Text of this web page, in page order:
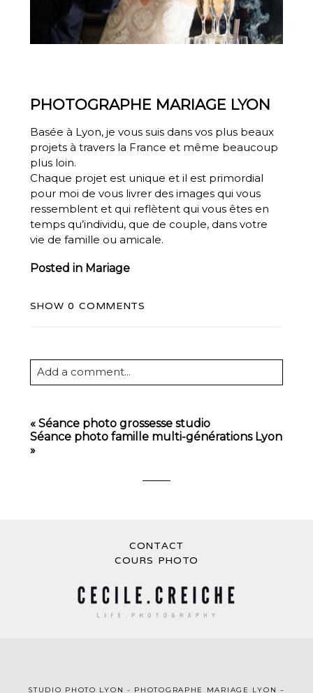
PHOTOGRAPHE MARIAGE LYON
Basée à Lyon, je vous suis dans vos plus beaux
projets à travers la France et même beaucoup
plus loin.
Chaque projet est unique et il est primordial
pour moi de vous livrer des images qui vous
ressemblent et qui reflètent qui vous êtes en
temps qu’individu, que de couple, dans votre
vie de famille ou amicale.
Posted in Mariage
SHOW0 COMMENTS
Add a comment...
Required fields are marked *
POST COMMENT
« Séance photo grossesse studio
Séance photo famille multi-générations Lyon
»
CONTACT
COURS PHOTO
STUDIO PHOTO LYON - PHOTOGRAPHE MA RIAGE LYON –